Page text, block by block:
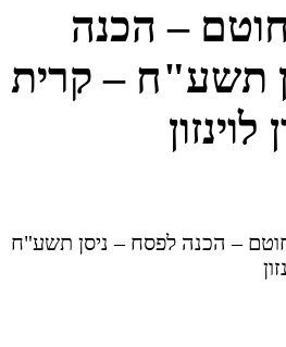
– הכנה
תשע"ח – קרית
– הכנה לפסח – ניסן תשע"ח